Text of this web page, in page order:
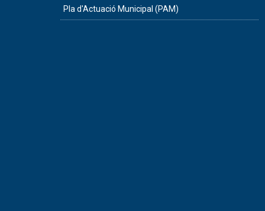
Pla d'Actuació Municipal (PAM)